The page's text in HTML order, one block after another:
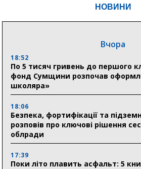
НОВИНИ
Вчора
18:52
По 5 тисяч гривень до першого
фонд Сумщини розпочав
школяра»
18:06
Безпека, фортифікації та
розповів про ключові рішення
облради
17:39
Поки літо плавить асфальт: 5